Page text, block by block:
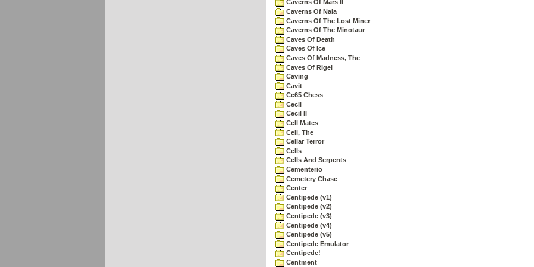
Caverns Of Mars II
Caverns Of Nala
Caverns Of The Lost Miner
Caverns Of The Minotaur
Caves Of Death
Caves Of Ice
Caves Of Madness, The
Caves Of Rigel
Caving
Cavit
Cc65 Chess
Cecil
Cecil II
Cell Mates
Cell, The
Cellar Terror
Cells
Cells And Serpents
Cementerio
Cemetery Chase
Center
Centipede (v1)
Centipede (v2)
Centipede (v3)
Centipede (v4)
Centipede (v5)
Centipede Emulator
Centipede!
Centment